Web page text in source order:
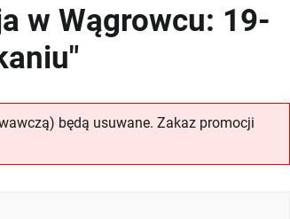
w Wągrowcu: 19-
będą usuwane. Zakaz promocji